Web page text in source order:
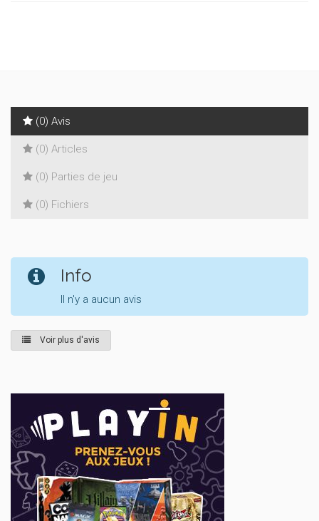
(0) Avis
(0) Articles
(0) Parties de jeu
(0) Fichiers
Info
Il n'y a aucun avis
Voir plus d'avis